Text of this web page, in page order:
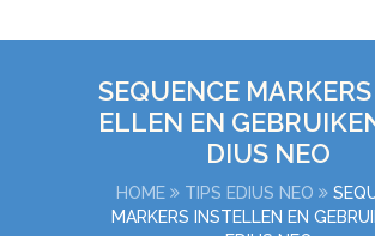
SEQUENCE
ELLEN EN
DIUS NEO
HOME TIPS EDIUS NEO
MARKERS INSTELLEN EN